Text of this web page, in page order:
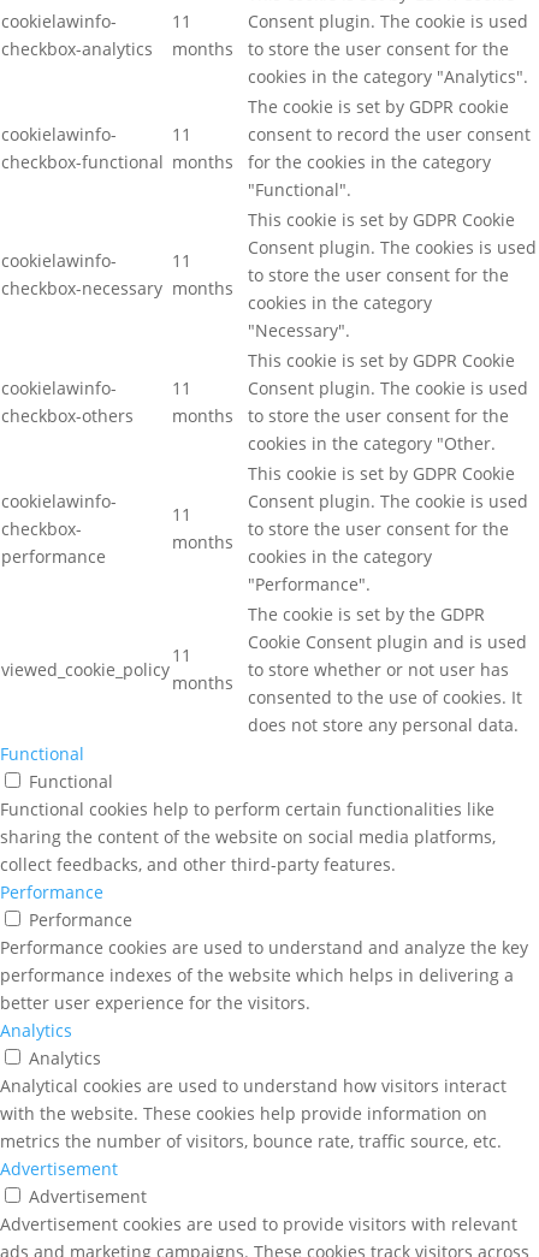
cookielawinfo-
checkbox-analytics
11
months
Consent plugin. The cookie is used
to store the user consent for the
cookies in the category "Analytics".
cookielawinfo-
checkbox-functional
11
months
The cookie is set by GDPR cookie
consent to record the user consent
for the cookies in the category
"Functional".
cookielawinfo-
checkbox-necessary
11
months
This cookie is set by GDPR Cookie
Consent plugin. The cookies is used
to store the user consent for the
cookies in the category
"Necessary".
cookielawinfo-
checkbox-others
11
months
This cookie is set by GDPR Cookie
Consent plugin. The cookie is used
to store the user consent for the
cookies in the category "Other.
cookielawinfo-
checkbox-
performance
11
months
This cookie is set by GDPR Cookie
Consent plugin. The cookie is used
to store the user consent for the
cookies in the category
"Performance".
viewed_cookie_policy
11
months
The cookie is set by the GDPR
Cookie Consent plugin and is used
to store whether or not user has
consented to the use of cookies. It
does not store any personal data.
Functional
Functional
Functional cookies help to perform certain functionalities like
sharing the content of the website on social media platforms,
collect feedbacks, and other third-party features.
Performance
Performance
Performance cookies are used to understand and analyze the key
performance indexes of the website which helps in delivering a
better user experience for the visitors.
Analytics
Analytics
Analytical cookies are used to understand how visitors interact
with the website. These cookies help provide information on
metrics the number of visitors, bounce rate, traffic source, etc.
Advertisement
Advertisement
Advertisement cookies are used to provide visitors with relevant
ads and marketing campaigns. These cookies track visitors across